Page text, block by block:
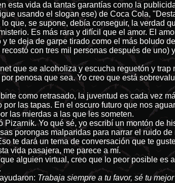
esta vida da tantas garantías como la
usando el slogan ese) de Coca Cola,
que, se supone, debía conseguir, la verdad
Es más rara y difícil que el amor. El
te deja de garpe tirado como el más boludo
con tres mil personas después de
que se alcoholiza y escucha reguetón y
penosa que sea. Yo creo que está
como retrasado, la juventud es cada vez
las tapas. En el oscuro futuro que nos
las mierdas a las que les someten.
Yo qué sé, yo escribí un montón de
porongas malparidas para narrar el ruido
te dará un tema de conversación que te
vida pasajera, me parece a mí.
alguien virtual, creo que lo peor posible es
Trabaja siempre a tu favor, sé tu